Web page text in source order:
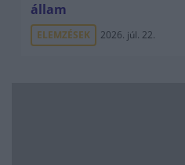
állam
ELEMZÉSEK 2026. júl. 22.